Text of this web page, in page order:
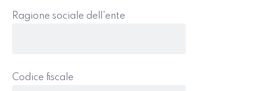
Ragione sociale dell'ente
Codice fiscale